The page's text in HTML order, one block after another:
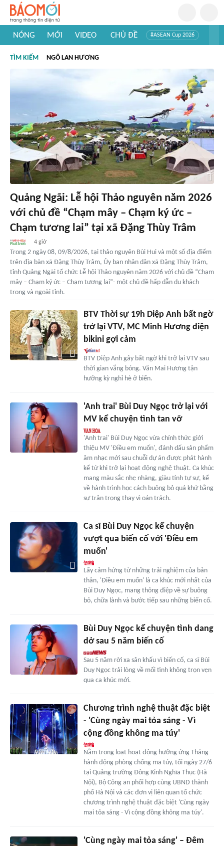
NÓNG MỚI VIDEO CHỦ ĐỀ #ASEAN Cup 2026
#Khám phá thế giới
TÌM KIẾM NGÔ LAN HƯƠNG
Quảng Ngãi: Lễ hội Thảo nguyên năm 2026
với chủ đề “Chạm mây – Chạm ký ức –
Chạm tương lai” tại xã Đặng Thùy Trâm
4 giờ
Trong 2 ngày 08, 09/8/2026, tại thảo nguyên Bùi Hui và một số địa điểm
trên địa bàn xã Đặng Thùy Trâm, Ủy ban nhân dân xã Đặng Thùy Trâm,
tỉnh Quảng Ngãi tổ chức Lễ hội Thảo nguyên năm 2026 với chủ đề “Chạm
mây – Chạm ký ức – Chạm tương lai”- một chủ đề hấp dẫn du khách
trong và ngoài tỉnh.
BTV Thời sự 19h Diệp Anh bất ngờ
trở lại VTV, MC Minh Hương diện
bikini gợi cảm
BTV Diệp Anh gây bất ngờ khi trở lại VTV sau
thời gian vắng bóng. Văn Mai Hương tận
hưởng kỳ nghỉ hè ở biển.
'Anh trai' Bùi Duy Ngọc trở lại với
MV kể chuyện tình tan vỡ
'Anh trai' Bùi Duy Ngọc vừa chính thức giới
thiệu MV 'Điều em muốn', đánh dấu sản phẩm
âm nhạc mới sau chuỗi dự án được phát hành
kể từ khi trở lại hoạt động nghệ thuật. Ca khúc
mang màu sắc nhẹ nhàng, giàu tính tự sự, kể
về hành trình học cách buông bỏ quá khứ bằng
sự trân trọng thay vì oán trách.
Ca sĩ Bùi Duy Ngọc kể chuyện
vượt qua biến cố với 'Điều em
muốn'
Lấy cảm hứng từ những trải nghiệm của bản
thân, 'Điều em muốn' là ca khúc mới nhất của
Bùi Duy Ngọc, mang thông điệp về sự buông
bỏ, chữa lành và bước tiếp sau những biến cố.
Bùi Duy Ngọc kể chuyện tình dang
dở sau 5 năm biến cố
Sau 5 năm rời xa sân khấu vì biến cố, ca sĩ Bùi
Duy Ngọc trải lòng về mối tình không trọn vẹn
qua ca khúc mới.
Chương trình nghệ thuật đặc biệt
- 'Cùng ngày mai tỏa sáng - Vì
cộng đồng không ma túy'
Nằm trong loạt hoạt động hưởng ứng Tháng
hành động phòng chống ma túy, tối ngày 27/6
tại Quảng trường Đông Kinh Nghĩa Thục (Hà
Nội), Bộ Công an phối hợp cùng UBND thành
phố Hà Nội và các đơn vị liên quan tổ chức
chương trình nghệ thuật đặc biệt 'Cùng ngày
mai tỏa sáng - Vì cộng đồng không ma túy'.
'Cùng ngày mai tỏa sáng' – Đêm